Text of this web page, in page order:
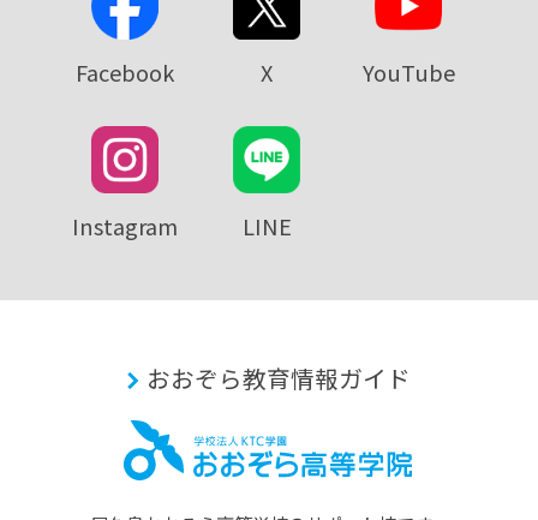
Facebook X YouTube
Instagram LINE
おおぞら教育情報ガイド